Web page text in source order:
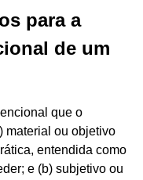
para a
de um
que o
material ou objetivo
entendida como
e (b) subjetivo ou